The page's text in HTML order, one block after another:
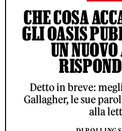
CHE COSA
GLI OASIS
UN
Detto in breve:
Gallagher, le sue
alla